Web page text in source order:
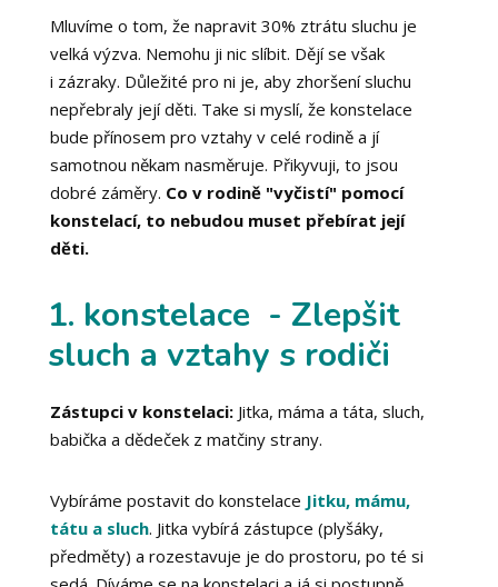
Mluvíme o tom, že napravit 30% ztrátu sluchu je
velká výzva. Nemohu ji nic slíbit. Dějí se však
i zázraky. Důležité pro ni je, aby zhoršení sluchu
nepřebraly její děti. Take si myslí, že konstelace
bude přínosem pro vztahy v celé rodině a jí
samotnou někam nasměruje. Přikyvuji, to jsou
dobré záměry. Co v rodině "vyčistí" pomocí
konstelací, to nebudou muset přebírat její
děti.
1. konstelace - Zlepšit
sluch a vztahy s rodiči
Zástupci v konstelaci:Jitka, máma a táta, sluch,
babička a dědeček z matčiny strany.
Vybíráme postavit do konstelace Jitku, mámu,
tátu a sluch. Jitka vybírá zástupce (plyšáky,
předměty) a rozestavuje je do prostoru, po té si